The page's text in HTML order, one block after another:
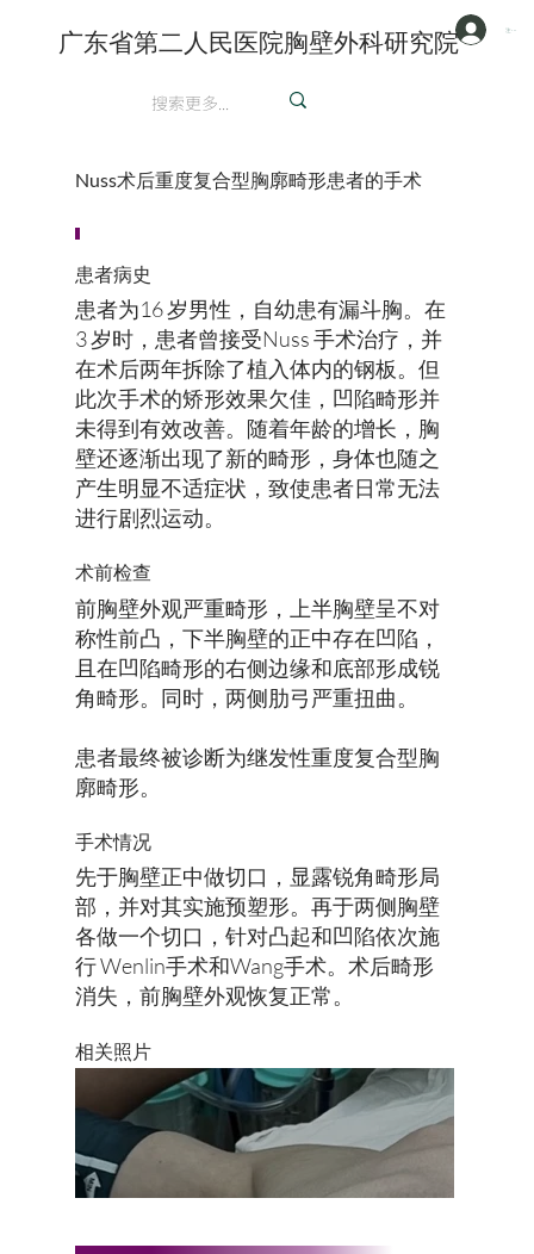
注册/登陆
广东省第二人民医院胸壁外科研究院
Nuss术后重度复合型胸廓畸形患者的手术
患者病史
患者为16 岁男性，自幼患有漏斗胸。在
3 岁时，患者曾接受Nuss 手术治疗，并
在术后两年拆除了植入体内的钢板。但
此次手术的矫形效果欠佳，凹陷畸形并
未得到有效改善。随着年龄的增长，胸
壁还逐渐出现了新的畸形，身体也随之
产生明显不适症状，致使患者日常无法
进行剧烈运动。
术前检查
前胸壁外观严重畸形，上半胸壁呈不对
称性前凸，下半胸壁的正中存在凹陷，
且在凹陷畸形的右侧边缘和底部形成锐
角畸形。同时，两侧肋弓严重扭曲。
患者最终被诊断为继发性重度复合型胸
廓畸形。
手术情况
先于胸壁正中做切口，显露锐角畸形局
部，并对其实施预塑形。再于两侧胸壁
各做一个切口，针对凸起和凹陷依次施
行 Wenlin手术和Wang手术。术后畸形
消失，前胸壁外观恢复正常。
​相关照片